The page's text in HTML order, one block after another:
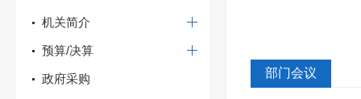
机关简介
预算/决算
政府采购 部门会议